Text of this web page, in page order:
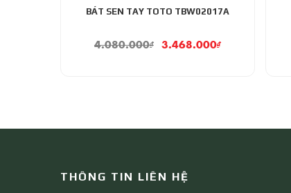
BÁT SEN TAY TOTO TBW02017A
4.080.000₫ 3.468.000₫
THÔNG TIN LIÊN HỆ